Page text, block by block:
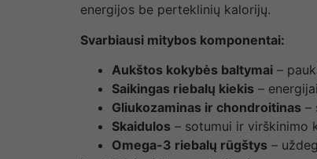
energijos be perteklinių kalorijų.
Svarbiausi mitybos komponentai:
Aukštos kokybės baltymai –
Saikingas riebalų kiekis –
Gliukozaminas ir chondroitinas –
Skaidulos – sotumui ir virškinimo
Omega-3 riebalų rūgštys –